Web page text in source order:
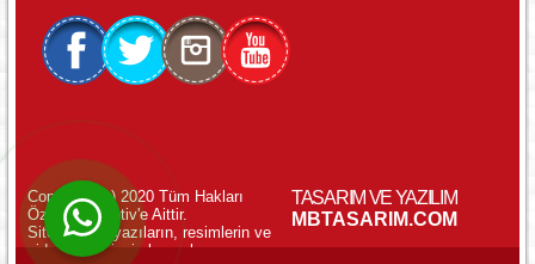
WhatsApp ile Online Destek!
Copyright (c) 2020 Tüm Hakları
Özkar Otomotiv'e Aittir.
Sitemizdeki yazıların, resimlerin ve
videoların izinsiz kopyalanması
TASARIM VE YAZILIM
MBTASARIM.COM